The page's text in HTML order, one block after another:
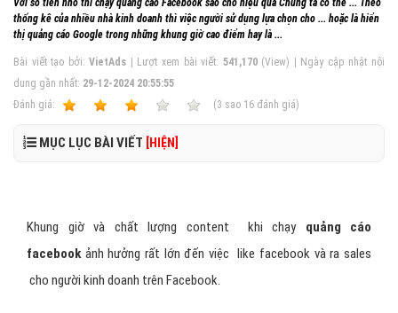
Với số tiền nhỏ thì chạy quảng cáo Facebook sao cho hiệu quả Chúng ta có thể ... Theo
thống kê của nhiều nhà kinh doanh thì việc người sử dụng lựa chọn cho ... hoặc là hiển
thị quảng cáo Google trong những khung giờ cao điểm hay là ...
Bài viết tạo bởi:VietAds | Lượt xem bài viết: 541,170(View) | Ngày cập nhật nội
dung gần nhất: 29-12-2024 20:55:55
Ðánh giá:
(3 sao 16 đánh giá)
MỤC LỤC BÀI VIẾT [HIỆN]
Khung giờ và chất lượng content khi chạy quảng cáo
facebookảnh hưởng rất lớn đến việc like facebook và ra sales
cho người kinh doanh trên Facebook.